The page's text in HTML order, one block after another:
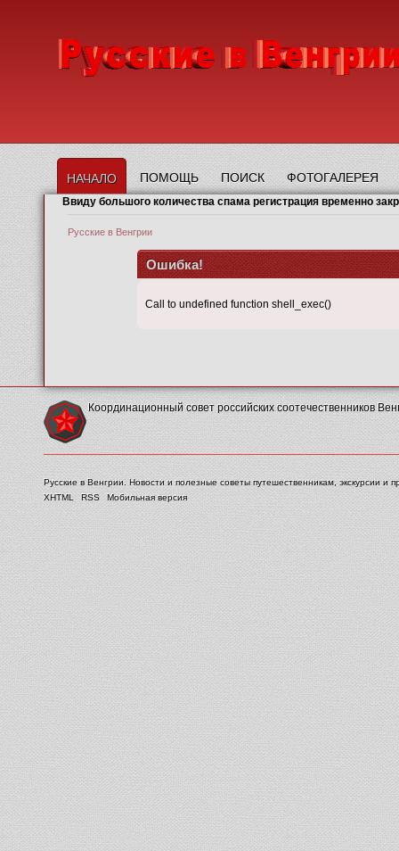
НАЧАЛО ПОМОЩЬ ПОИСК ФОТОГАЛЕРЕЯ
Ввиду большого количества спама регистрация временно
Русские в Венгрии
Ошибка!
Call to undefined function shell_exec()
Координационный совет российских соотечественников
Русские в Венгрии. Новости и полезные советы путешественникам, экскурсии
XHTML
RSS Мобильная версия